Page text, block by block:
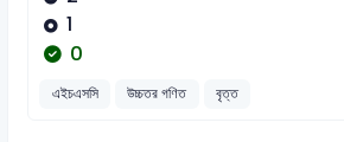
1
0
এইচএসসি উচ্চতর গণিত বৃত্ত